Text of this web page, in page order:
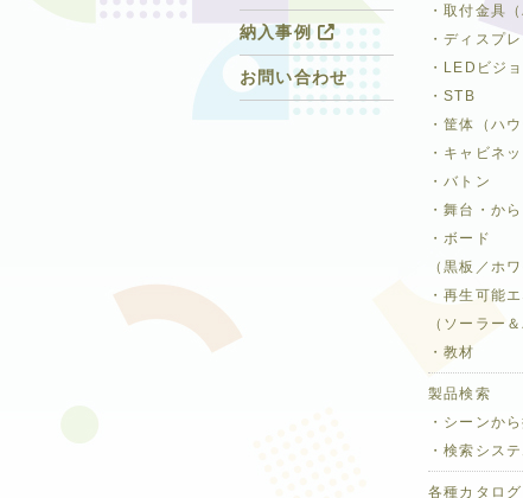
納入事例
お問い合わせ
・取付金具
・ディスプ
・LEDビジ
・STB
・筐体（ハ
・キャビネッ
・バトン
・舞台・か
・ボード
（黒板／ホ
・再生可能
（ソーラー
・教材
製品検索
・シーンか
・検索シス
各種カタログ